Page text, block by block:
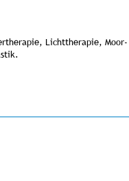
Lichttherapie,